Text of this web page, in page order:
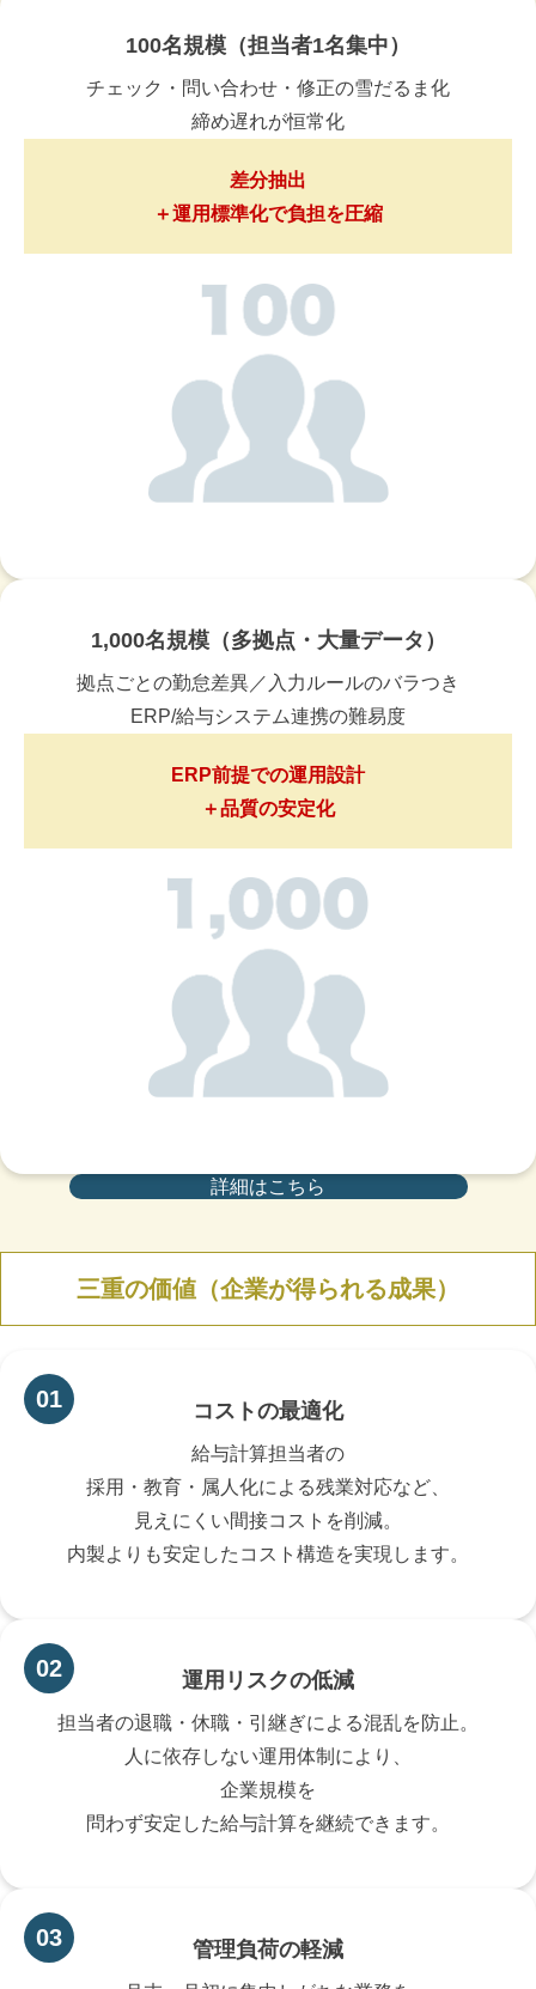
100名規模（担当者1名集中）
チェック・問い合わせ・修正の雪だるま化
締め遅れが恒常化
差分抽出
＋運用標準化で負担を圧縮
1,000名規模（多拠点・大量データ）
拠点ごとの勤怠差異／入力ルールのバラつき
ERP/給与システム連携の難易度
ERP前提での運用設計
＋品質の安定化
詳細はこちら
三重の価値（企業が得られる成果）
コストの最適化
給与計算担当者の
採用・教育・属人化による残業対応など、
見えにくい間接コストを削減。
内製よりも安定したコスト構造を実現します。
運用リスクの低減
担当者の退職・休職・引継ぎによる混乱を防止。
人に依存しない運用体制により、
企業規模を
問わず安定した給与計算を継続できます。
管理負荷の軽減